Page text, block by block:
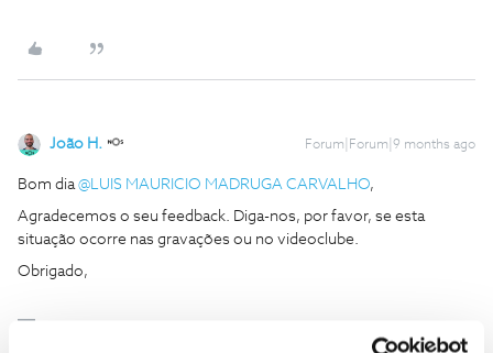
João H. Forum|Forum|9 months ago
Bom dia ​@LUIS MAURICIO MADRUGA CARVALHO,
Agradecemos o seu feedback. Diga-nos, por favor, se esta
situação ocorre nas gravações ou no videoclube.
Obrigado,
Ajude a comunidade a encontrar informação relevante. Marque